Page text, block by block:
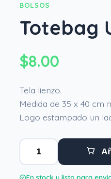
BOLSOS
Totebag
$8.00
Tela lienzo.
Medida de 35 x 40 cm
Logo estampado un